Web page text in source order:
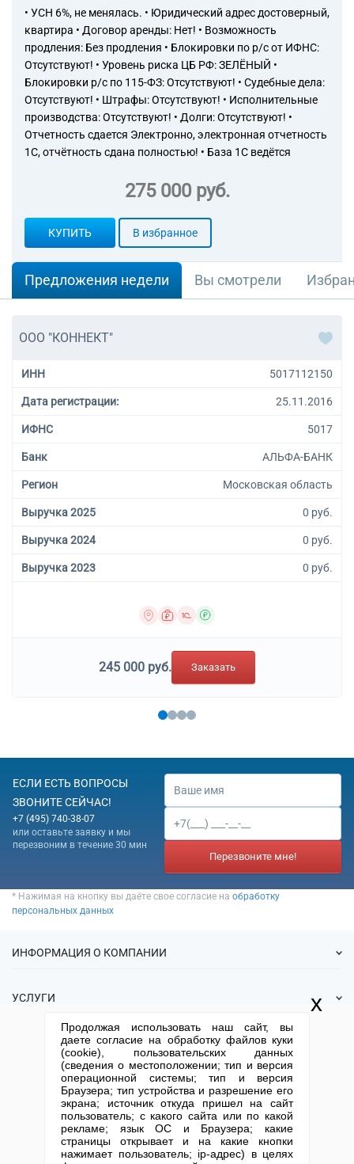
• УСН 6%, не менялась. • Юридический адрес достоверный,
квартира • Договор аренды: Нет! • Возможность
продления: Без продления • Блокировки по р/с от ИФНС:
Отсутствуют! • Уровень риска ЦБ РФ: ЗЕЛЁНЫЙ •
Блокировки р/с по 115-ФЗ: Отсутствуют! • Судебные дела:
Отсутствуют! • Штрафы: Отсутствуют! • Исполнительные
производства: Отсутствуют! • Долги: Отсутствуют! •
Отчетность сдается Электронно, электронная отчетность
1С, отчётность сдана полностью! • База 1С ведётся
275 000 руб.
КУПИТЬ В избранное
Предложения недели Вы смотрели
ООО "КОННЕКТ"
ИНН 5017112150
Дата регистрации: 25.11.2016
ИФНС 5017
Банк АЛЬФА-БАНК
Регион Московская область
Выручка 2025 0 руб.
Выручка 2024 0 руб.
Выручка 2023 0 руб.
245 000 руб. Заказать
ЕСЛИ ЕСТЬ ВОПРОСЫ
ЗВОНИТЕ СЕЙЧАС!
+7 (495) 740-38-07
или оставьте заявку и мы
перезвоним в течение 30 мин
Перезвоните мне!
* Нажимая на кнопку вы даёте свое согласие на обработку
персональных данных
ИНФОРМАЦИЯ О КОМПАНИИ
О нас
Спецпредложения
УСЛУГИ
Готовые фирмы
Продажа фирм
Регистрация
Ликвидация
Регистрация изменений
Юридические адреса
Открытие юр. лица
КОНТАКТНАЯ ИНФОРМАЦИЯ
+7 (495) 740-38-07
(По Москве)
mail@1-urist.ru
Спросить у юриста
Москва, ул. Сущевский вал,
дом 5, стр. 3
Письмо директору
Продолжая использовать наш сайт, вы
даете согласие на обработку файлов куки
(cookie), пользовательских данных
(сведения о местоположении; тип и версия
операционной системы; тип и версия
Браузера; тип устройства и разрешение его
экрана; источник откуда пришел на сайт
пользователь; с какого сайта или по какой
рекламе; язык ОС и Браузера; какие
страницы открывает и на какие кнопки
нажимает пользователь; ip-адрес) в целях
x